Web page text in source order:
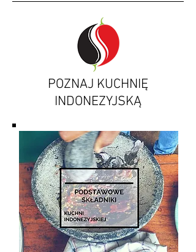
POZNAJ KUCHNIĘ
INDONEZYJSKĄ